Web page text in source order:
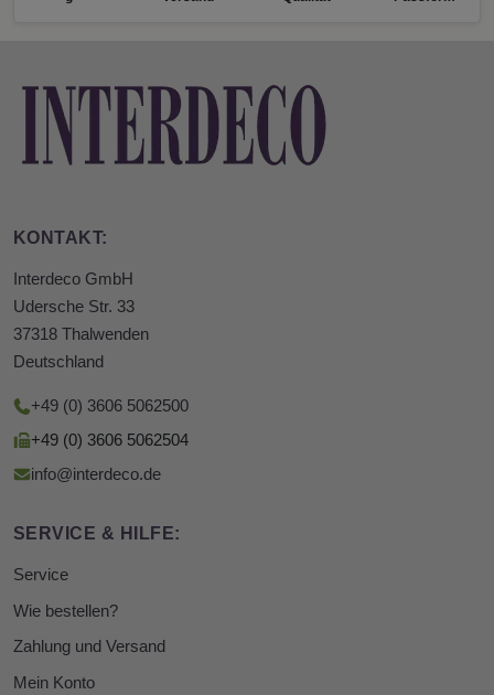
KONTAKT:
Interdeco GmbH
Udersche Str. 33
37318 Thalwenden
Deutschland
+49 (0) 3606 5062500
+49 (0) 3606 5062504
info@interdeco.de
SERVICE & HILFE:
Service
Wie bestellen?
Zahlung und Versand
Mein Konto